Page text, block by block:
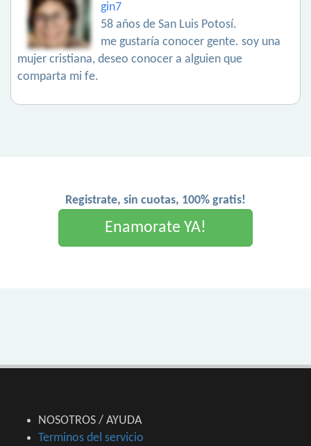
gin7
58 años de San Luis Potosí.
me gustaría conocer gente. soy una
mujer cristiana, deseo conocer a alguien que
comparta mi fe.
Registrate, sin cuotas, 100% gratis!
Enamorate YA!
NOSOTROS / AYUDA
Terminos del servicio